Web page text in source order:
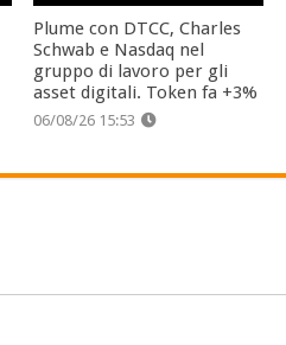
Plume con DTCC, Charles
Schwab e Nasdaq nel
gruppo di lavoro per gli
asset digitali. Token fa +3%
06/08/26 15:53